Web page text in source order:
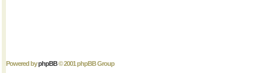
Powered byphpBB© 2001 phpBB Group